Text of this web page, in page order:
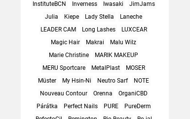
InstituteBCN
Inverness Iwasaki
JimJams
Julia
Kiepe Lady Stella
Laneche
LEADER CAM
Long Lashes
LUXCEAR
Magic Hair
Makrai
Malu Wilz
Marie Christine
MARIK MAKEUP
MERU Sportcare
MetalPlast
MOSER
Müster
My Hsin-Ni Neutro Sarf
NOTE
Nouveau Contour
Orenna
OrganiCBD
Párátka
Perfect Nails PURE
PureDerm